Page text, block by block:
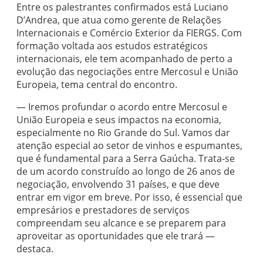
Entre os palestrantes confirmados está Luciano
D’Andrea, que atua como gerente de Relações
Internacionais e Comércio Exterior da FIERGS. Com
formação voltada aos estudos estratégicos
internacionais, ele tem acompanhado de perto a
evolução das negociações entre Mercosul e União
Europeia, tema central do encontro.
— Iremos profundar o acordo entre Mercosul e
União Europeia e seus impactos na economia,
especialmente no Rio Grande do Sul. Vamos dar
atenção especial ao setor de vinhos e espumantes,
que é fundamental para a Serra Gaúcha. Trata-se
de um acordo construído ao longo de 26 anos de
negociação, envolvendo 31 países, e que deve
entrar em vigor em breve. Por isso, é essencial que
empresários e prestadores de serviços
compreendam seu alcance e se preparem para
aproveitar as oportunidades que ele trará —
destaca.